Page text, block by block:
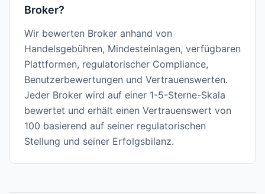
Broker?
Wir bewerten Broker anhand von
Handelsgebühren, Mindesteinlagen, verfügbaren
Plattformen, regulatorischer Compliance,
Benutzerbewertungen und Vertrauenswerten.
Jeder Broker wird auf einer 1-5-Sterne-Skala
bewertet und erhält einen Vertrauenswert von
100 basierend auf seiner regulatorischen
Stellung und seiner Erfolgsbilanz.